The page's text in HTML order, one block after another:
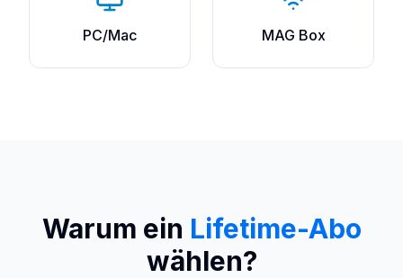
PC/Mac MAG Box
Warum ein Lifetime-Abo
wählen?